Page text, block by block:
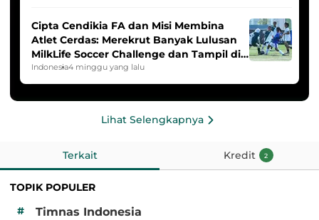
Cipta Cendikia FA dan Misi Membina
Atlet Cerdas: Merekrut Banyak Lulusan
MilkLife Soccer Challenge dan Tampil di
HYDROPLUS Soccer League
Indonesia4 minggu yang lalu
Lihat Selengkapnya
Terkait Kredit 2
TOPIK POPULER
#
Timnas Indonesia